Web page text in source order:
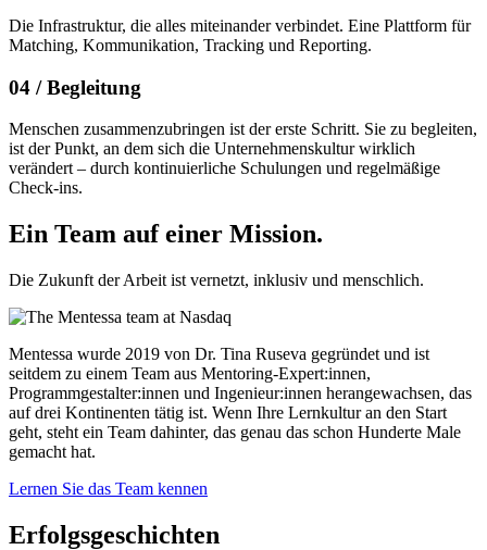
Die Infrastruktur, die alles miteinander verbindet. Eine Plattform für
Matching, Kommunikation, Tracking und Reporting.
04 /Begleitung
Menschen zusammenzubringen ist der erste Schritt. Sie zu begleiten,
ist der Punkt, an dem sich die Unternehmenskultur wirklich
verändert – durch kontinuierliche Schulungen und regelmäßige
Check-ins.
Ein Team auf einer Mission.
Die Zukunft der Arbeit ist vernetzt, inklusiv und menschlich.
Mentessa wurde 2019 von Dr. Tina Ruseva gegründet und ist
seitdem zu einem Team aus Mentoring-Expert:innen,
Programmgestalter:innen und Ingenieur:innen herangewachsen, das
auf drei Kontinenten tätig ist. Wenn Ihre Lernkultur an den Start
geht, steht ein Team dahinter, das genau das schon Hunderte Male
gemacht hat.
Lernen Sie das Team kennen
Erfolgsgeschichten